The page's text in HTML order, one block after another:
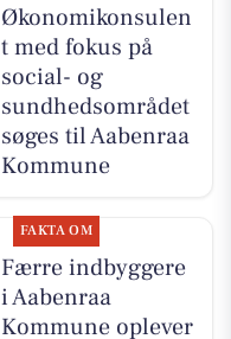
Økonomikonsulen
t med fokus på
social- og
sundhedsområdet
søges til Aabenraa
Kommune
FAKTA OM
Færre indbyggere
i Aabenraa
Kommune oplever